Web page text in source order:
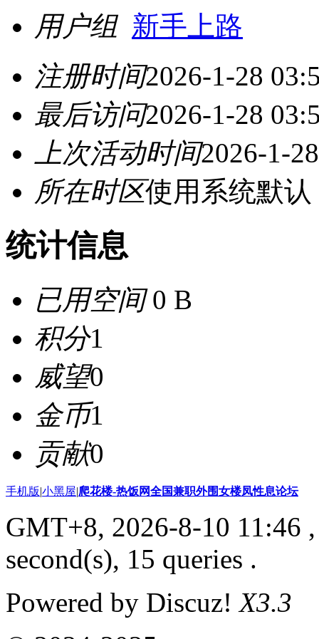
用户组 新手上路
注册时间2026-1-28
最后访问2026-1-28
上次活动时间2026-1-
所在时区使用系统默认
统计信息
已用空间0 B
积分1
威望0
金币1
贡献0
手机版|小黑屋|爬花楼-热饭网全国兼职外围女楼凤性息论坛
GMT+8, 2026-8-10 11:46
second(s), 15 queries .
Powered by Discuz!X3.3